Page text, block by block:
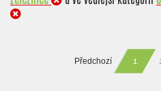
Předchozí 1